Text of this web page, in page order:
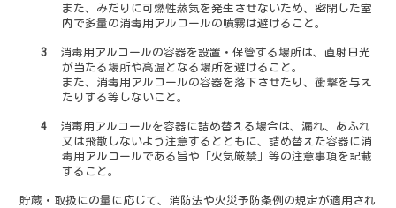
また、みだりに可燃性蒸気を発生させないため、密閉した室
内で多量の消毒用アルコールの噴霧は避けること。
3消毒用アルコールの容器を設置・保管する場所は、直射日光
が当たる場所や高温となる場所を避けること。
また、消毒用アルコールの容器を落下させたり、衝撃を与え
たりする等しないこと。
4消毒用アルコールを容器に詰め替える場合は、漏れ、あふれ
又は飛散しないよう注意するとともに、詰め替えた容器に消
毒用アルコールである旨や「火気厳禁」等の注意事項を記載
すること。
貯蔵・取扱にの量に応じて、消防法や火災予防条例の規定が適用され